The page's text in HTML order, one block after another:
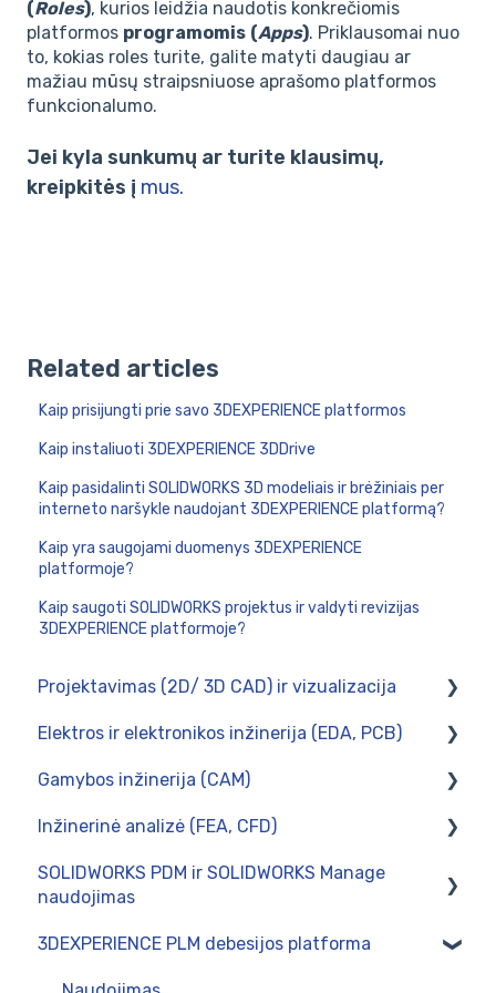
(Roles), kurios leidžia naudotis konkrečiomis
platformos programomis (Apps). Priklausomai nuo
to, kokias roles turite, galite matyti daugiau ar
mažiau mūsų straipsniuose aprašomo platformos
funkcionalumo.
Jei kyla sunkumų ar turite klausimų,
kreipkitės į mus.
Related articles
Kaip prisijungti prie savo 3DEXPERIENCE platformos
Kaip instaliuoti 3DEXPERIENCE 3DDrive
Kaip pasidalinti SOLIDWORKS 3D modeliais ir brėžiniais per
interneto naršykle naudojant 3DEXPERIENCE platformą?
Kaip yra saugojami duomenys 3DEXPERIENCE
platformoje?
Kaip saugoti SOLIDWORKS projektus ir valdyti revizijas
3DEXPERIENCE platformoje?
Projektavimas (2D/ 3D CAD) ir vizualizacija
SOLIDWORKS 3DCAD
SOLIDWORKS Visualize
SWOOD - baldų projektavimas SOLIDWORKS
Elektros ir elektronikos inžinerija (EDA, PCB)
CircuitWorks (PCB Connector)
SOLIDWORKS Electrical
Gamybos inžinerija (CAM)
Diegimas
Postprocesoriai
Inžinerinė analizė (FEA, CFD)
Skaičiavimai tinklo kompiuteryje
SOLIDWORKS PDM ir SOLIDWORKS Manage
naudojimas
Naudojimas
3DEXPERIENCE PLM debesijos platforma